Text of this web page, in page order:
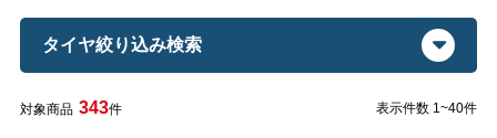
タイヤ絞り込み検索
対象商品 343件 表示件数 1~40件